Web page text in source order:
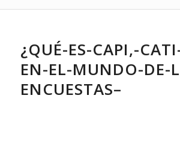
¿QUÉ-ES-CAPI,-
EN-EL-MUNDO-DE-
ENCUESTAS–